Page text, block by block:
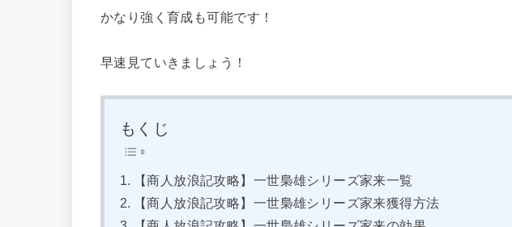
かなり強く育成も可能です！
早速見ていきましょう！
もくじ
【商人放浪記攻略】一世梟雄シリーズ家来一覧
【商人放浪記攻略】一世梟雄シリーズ家来獲得方法